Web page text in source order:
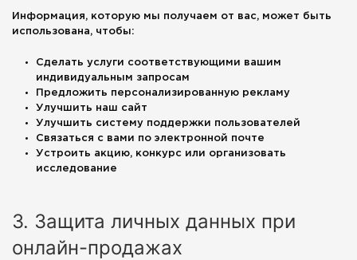
Информация, которую мы получаем от вас, может быть
использована, чтобы:
Сделать услуги соответствующими вашим
индивидуальным запросам
Предложить персонализированную рекламу
Улучшить наш сайт
Улучшить систему поддержки пользователей
Связаться с вами по электронной почте
Устроить акцию, конкурс или организовать
исследование
3. Защита личных данных при
онлайн-продажах